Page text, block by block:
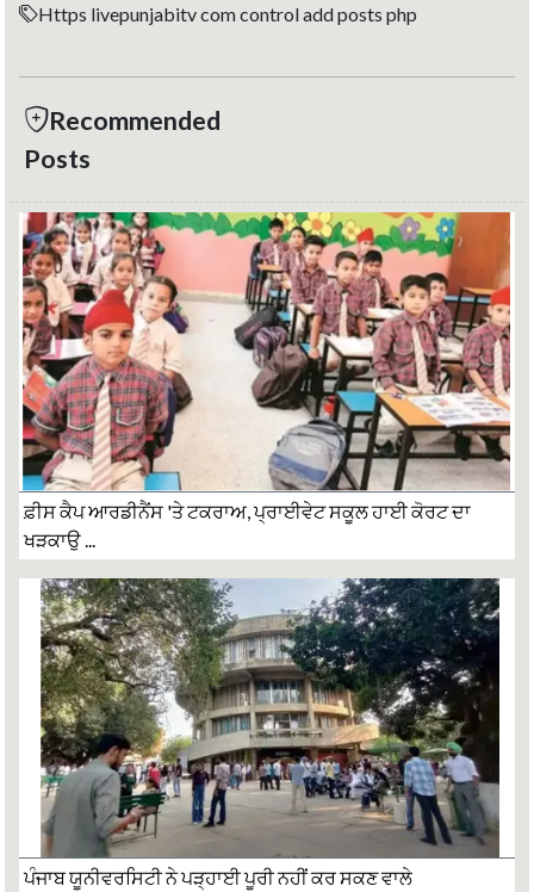
Https livepunjabitv com control add posts php
Recommended
Posts
ਫ਼ੀਸ ਕੈਪ ਆਰਡੀਨੈਂਸ 'ਤੇ ਟਕਰਾਅ, ਪ੍ਰਾਈਵੇਟ ਸਕੂਲ ਹਾਈ ਕੋਰਟ ਦਾ
ਖੜਕਾਉ ...
ਪੰਜਾਬ ਯੂਨੀਵਰਸਿਟੀ ਨੇ ਪੜ੍ਹਾਈ ਪੂਰੀ ਨਹੀਂ ਕਰ ਸਕਣ ਵਾਲੇ